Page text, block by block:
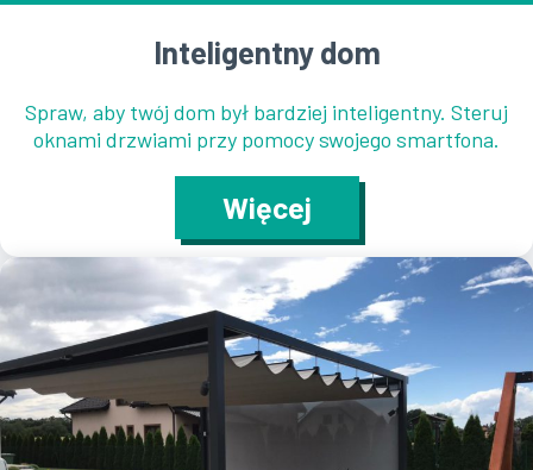
Inteligentny dom
Spraw, aby twój dom był bardziej inteligentny. Steruj
oknami drzwiami przy pomocy swojego smartfona.
Więcej